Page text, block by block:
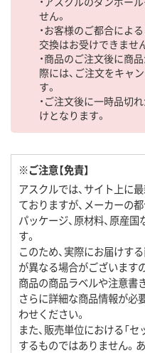
せん。
・お客様のご都合によ
交換はお受けできませ
・商品のご注文後に商
際には、ご注文をキャ
す。
・ご注文後に一時品切
けとなります。
※ご注意【免責】
アスクルでは、サイト上に
ておりますが、メーカーの都
パッケージ、原材料、原産
す。
このため、実際にお届けす
が異なる場合がございます
商品の商品ラベルや注意書
さらに詳細な商品情報が必
わせください。
また、販売単位における「
するものではありません。